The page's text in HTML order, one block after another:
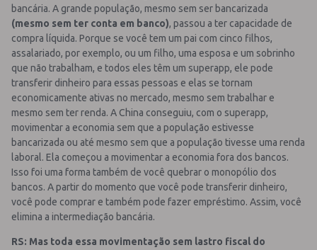
bancária. A grande população, mesmo sem ser bancarizada
(mesmo sem ter conta em banco), passou a ter capacidade de
compra líquida. Porque se você tem um pai com cinco filhos,
assalariado, por exemplo, ou um filho, uma esposa e um sobrinho
que não trabalham, e todos eles têm um superapp, ele pode
transferir dinheiro para essas pessoas e elas se tornam
economicamente ativas no mercado, mesmo sem trabalhar e
mesmo sem ter renda. A China conseguiu, com o superapp,
movimentar a economia sem que a população estivesse
bancarizada ou até mesmo sem que a população tivesse uma renda
laboral. Ela começou a movimentar a economia fora dos bancos.
Isso foi uma forma também de você quebrar o monopólio dos
bancos. A partir do momento que você pode transferir dinheiro,
você pode comprar e também pode fazer empréstimo. Assim, você
elimina a intermediação bancária.
RS: Mas toda essa movimentação sem lastro fiscal do